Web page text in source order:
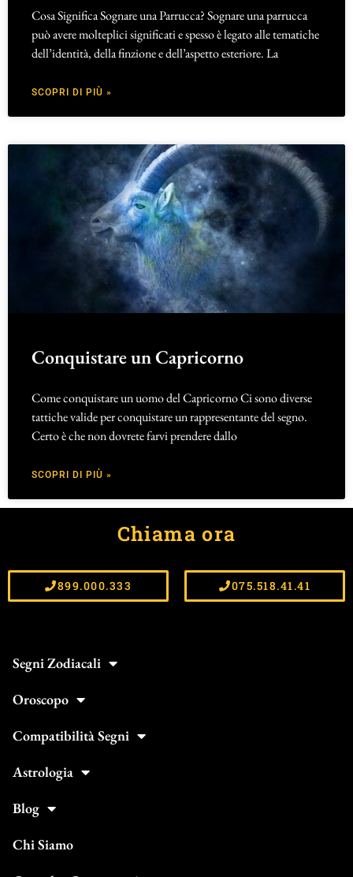
Cosa Significa Sognare una Parrucca? Sognare una parrucca
può avere molteplici significati e spesso è legato alle tematiche
dell’identità, della finzione e dell’aspetto esteriore. La
SCOPRI DI PIÙ »
Conquistare un Capricorno
Come conquistare un uomo del Capricorno Ci sono diverse
tattiche valide per conquistare un rappresentante del segno.
Certo è che non dovrete farvi prendere dallo
SCOPRI DI PIÙ »
Chiama ora
899.000.333 075.518.41.41
Segni Zodiacali
Oroscopo
Compatibilità Segni
Astrologia
Blog
Chi Siamo